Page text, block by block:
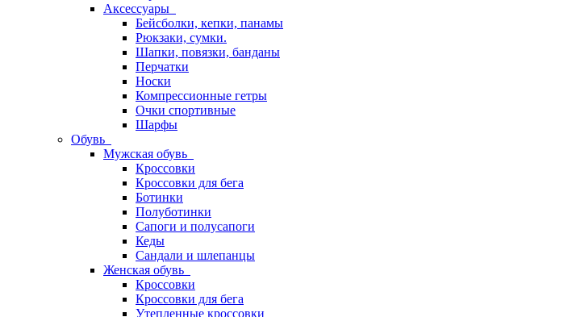
Аксессуары
Бейсболки, кепки, панамы
Рюкзаки, сумки.
Шапки, повязки, банданы
Перчатки
Носки
Компрессионные гетры
Очки спортивные
Шарфы
Обувь
Мужская обувь
Кроссовки
Кроссовки для бега
Ботинки
Полуботинки
Сапоги и полусапоги
Кеды
Сандали и шлепанцы
Женская обувь
Кроссовки
Кроссовки для бега
Утепленные кроссовки